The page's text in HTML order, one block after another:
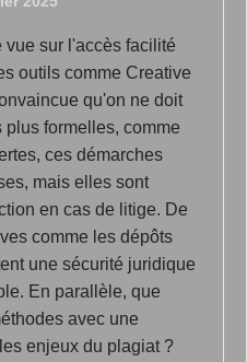
vue sur l'accès facilité
outils comme Creative
qu'on ne doit
formelles, comme
ces démarches
mais elles sont
en cas de litige. De
comme les dépôts
une sécurité juridique
En parallèle, que
avec une
enjeux du plagiat ?